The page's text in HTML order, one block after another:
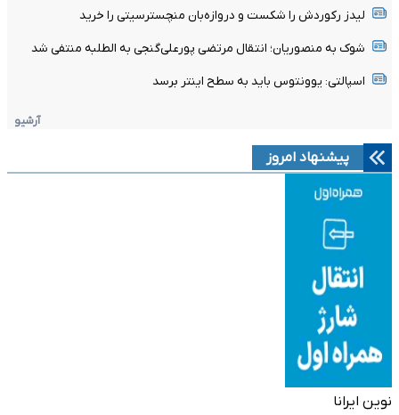
لیدز رکوردش را شکست و دروازه‌بان منچسترسیتی را خرید
شوک به منصوریان؛ انتقال مرتضی پورعلی‌گنجی به الطلبه منتفی شد
اسپالتی: یوونتوس باید به سطح اینتر برسد
آرشیو
پیشنهاد امروز
نوین ایرانا